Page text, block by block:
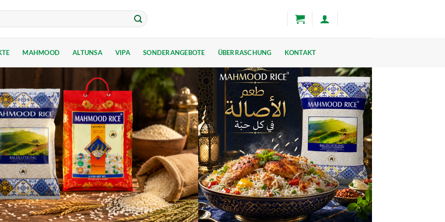
MAHMOOD ALTUNSA VIPA SONDERANGEBOTE ÜBERRASCHUNG KONTAKT